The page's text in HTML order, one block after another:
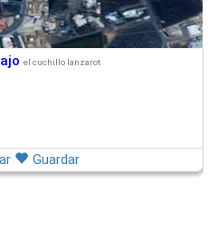
el cuchillo lanzarot
Guardar